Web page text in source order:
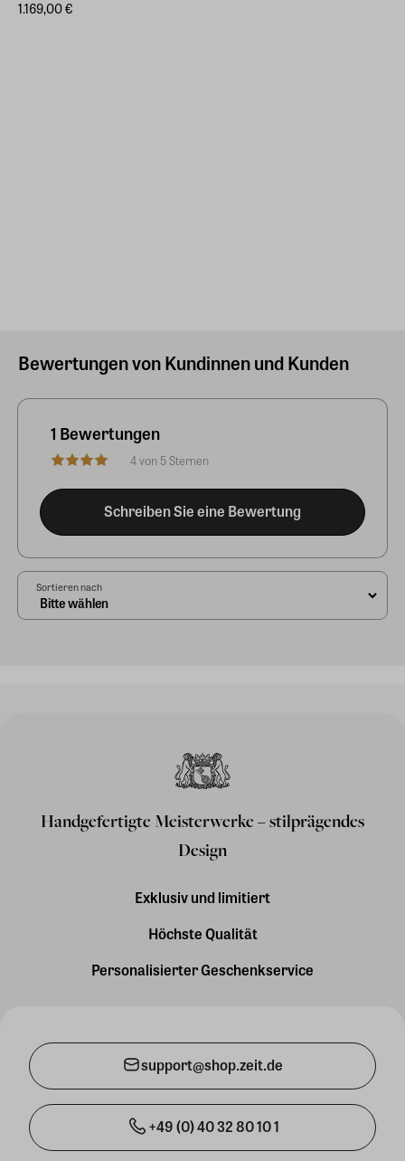
1.169,00 €
Bewertungen von Kundinnen und Kunden
1 Bewertungen
4 von 5 Sternen
Schreiben Sie eine Bewertung
Sortieren nach
Handgefertigte Meisterwerke – stilprägendes
Design
Exklusiv und limitiert
Höchste Qualität
Personalisierter Geschenkservice
support@shop.zeit.de
+49 (0) 40 32 80 10 1